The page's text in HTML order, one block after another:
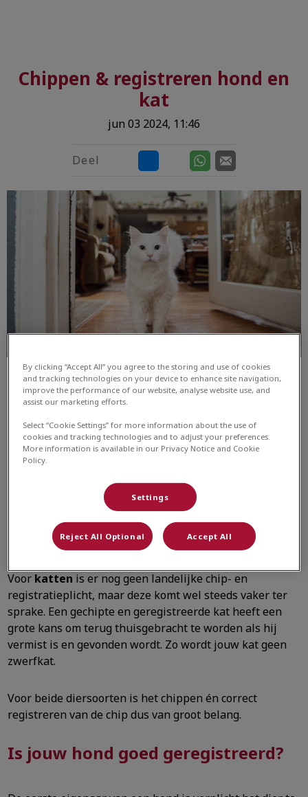
Chippen & registreren hond en
kat
jun 03 2024, 11:46
Deel
Maar wist jij dat je ook verplicht bent jouw gekoppelde
gegevens op de chip actueel te houden? Dit is wettelijk
vastgelegd, maar ook belangrijk mocht jouw hond per
ongeluk weglopen.
Voor katten is er nog geen landelijke chip- en
registratieplicht, maar deze komt wel steeds vaker ter
sprake. Een gechipte en geregistreerde kat heeft een
grote kans om terug thuisgebracht te worden als hij
vermist is en gevonden wordt. Zo wordt jouw kat geen
zwerfkat.
Voor beide diersoorten is het chippen én correct
registreren van de chip dus van groot belang.
Is jouw hond goed geregistreerd?
By clicking “Accept All” you agree to the storing and use of cookies
and tracking technologies on your device to enhance site navigation,
improve the performance of our website, analyse website use, and
assist our marketing efforts.
Select “Cookie Settings” for more information about the use of
cookies and tracking technologies and to adjust your preferences.
More information is available in our Privacy Notice and Cookie
Policy.
Settings
Reject All Optional Accept All